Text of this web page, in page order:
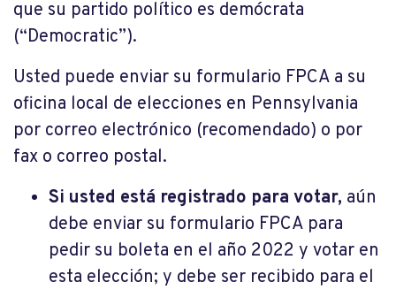
que su partido político es demócrata
(“Democratic”).
Usted puede enviar su formulario FPCA a su
oficina local de elecciones en Pennsylvania
por correo electrónico (recomendado) o por
fax o correo postal.
Si usted está registrado para votar, aún
debe enviar su formulario FPCA para
pedir su boleta en el año 2022 y votar en
esta elección; y debe ser recibido para el